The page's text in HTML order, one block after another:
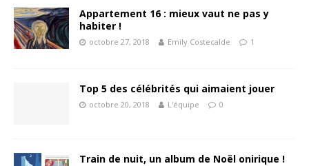
Appartement 16 : mieux vaut ne pas y
habiter !
octobre 27, 2018 Emily Costecalde 1
Top 5 des célébrités qui aimaient jouer
octobre 20, 2018 L'équipe 0
Train de nuit, un album de Noël onirique !